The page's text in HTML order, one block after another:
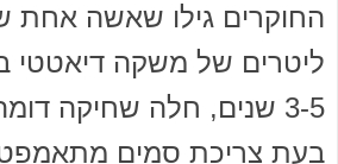
ליטרים של משקה דיאטטי
3-5 שנים, חלה שחיקה
בעת צריכת סמים